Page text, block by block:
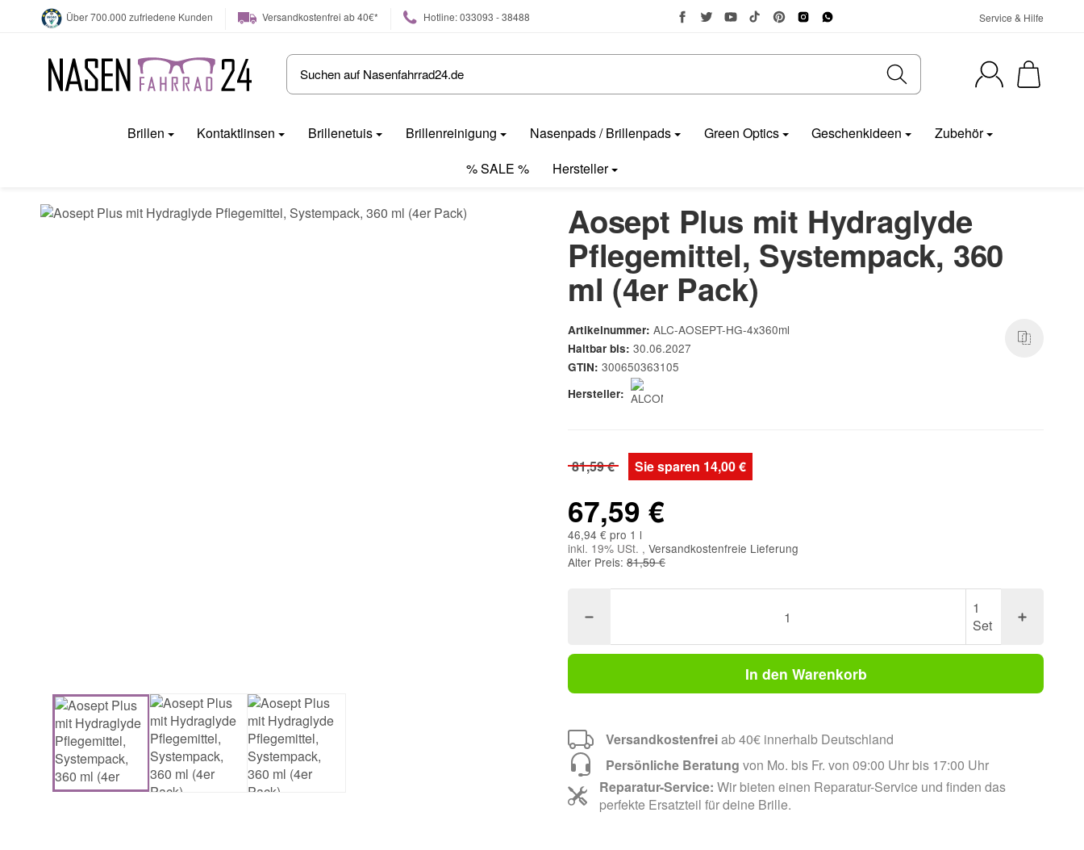
Über 700.000 zufriedene Kunden Versandkostenfrei ab 40€* Hotline: 033093 - 38488 Service & Hilfe
Brillen Kontaktlinsen Brillenetuis Brillenreinigung Nasenpads / Brillenpads Green Optics Geschenkideen
Zubehör
% SALE %
Hersteller
Aosept Plus mit Hydraglyde
Pflegemittel, Systempack, 360
ml (4er Pack)
Artikelnummer: ALC-AOSEPT-HG-4x360ml
Haltbar bis: 30.06.2027
GTIN: 300650363105
Hersteller:
81,59 € Sie sparen 14,00 €
67,59 €
46,94 € pro 1 l
inkl. 19% USt. , Versandkostenfreie Lieferung
Alter Preis: 81,59 €
1
Set
In den Warenkorb
Versandkostenfreiab 40€ innerhalb Deutschland
Persönliche Beratung von Mo. bis Fr. von 09:00 Uhr bis 17:00 Uhr
Reparatur-Service: Wir bieten einen Reparatur-Service und finden das
perfekte Ersatzteil für deine Brille.